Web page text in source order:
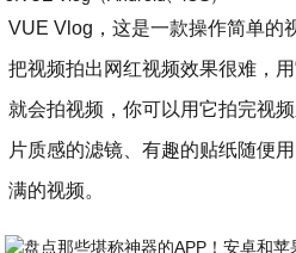
VUE Vlog，这是一款操作简单的
把视频拍出网红视频效果很难，
就会拍视频，你可以用它拍完视
片质感的滤镜、有趣的贴纸随便
满的视频。